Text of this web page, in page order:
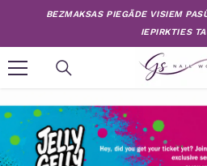
Pāriet uz saturuBEZMAKSAS PIEGĀDE VISIEM
IEPIRKTIES